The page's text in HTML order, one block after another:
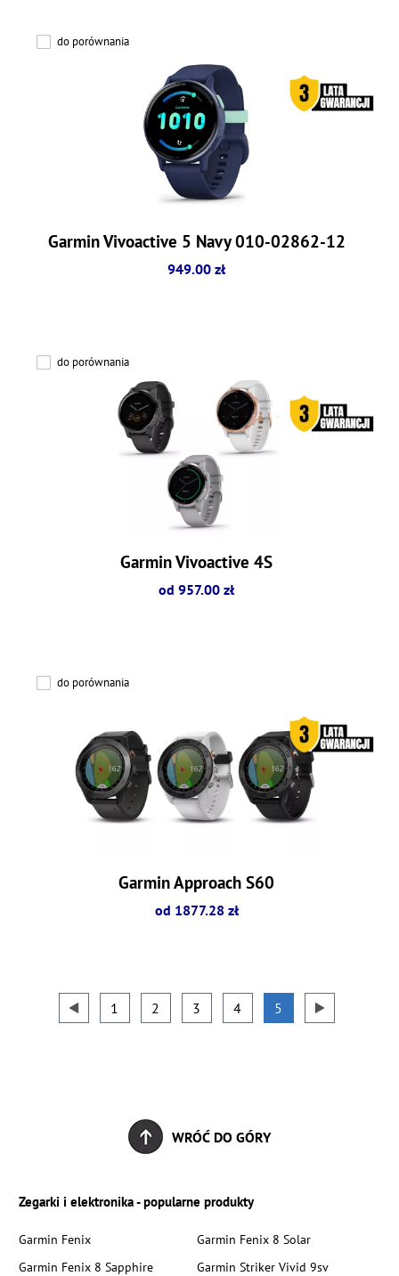
do porównania
Garmin Vivoactive 5 Navy 010-02862-12
949.00 zł
do porównania
Garmin Vivoactive 4S
od 957.00 zł
do porównania
Garmin Approach S60
od 1877.28 zł
1 2 3 4 5
WRÓĆ DO GÓRY
Zegarki i elektronika - popularne produkty
Garmin Fenix
Garmin Fenix 8 Solar
Garmin Fenix 8 Sapphire
Garmin Striker Vivid 9sv